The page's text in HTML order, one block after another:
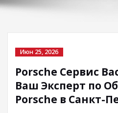
Июн 25, 2026
Porsche Сервис
Ваш Эксперт по
Porsche в Санкт-